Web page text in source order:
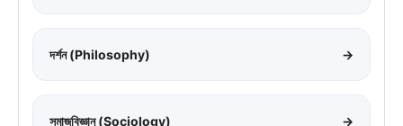
দর্শন (Philosophy) →
সমাজবিজ্ঞান (Sociology) →